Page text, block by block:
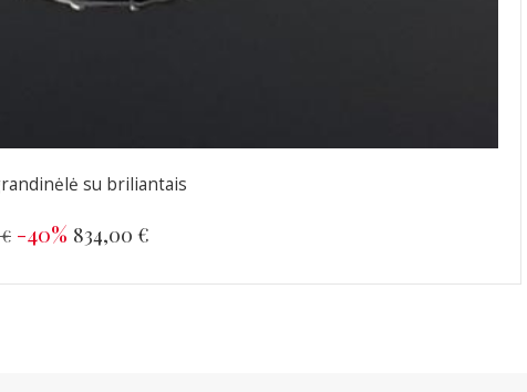
su briliantais
-40% 834,00 €